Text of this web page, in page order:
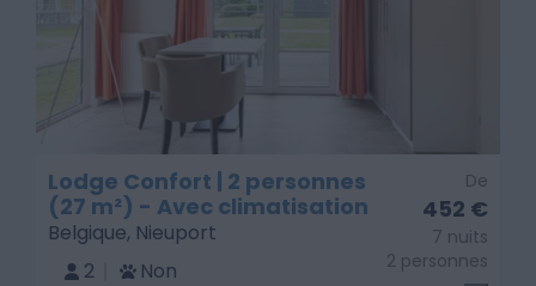
De
452 €
7 nuits
2 personnes
Lodge Confort | 2 personnes
(27 m²) - Avec climatisation
Belgique, Nieuport
2
Non